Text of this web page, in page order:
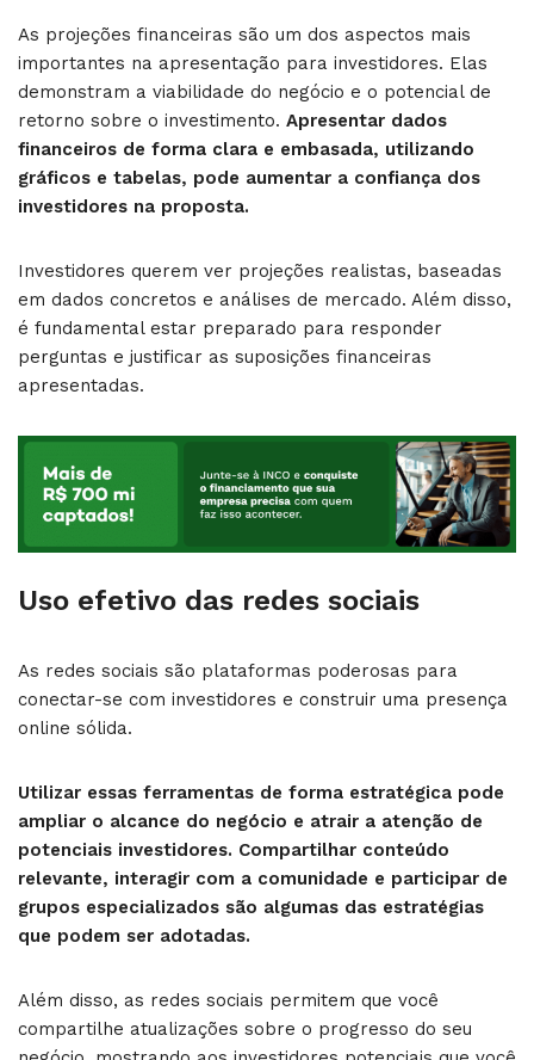
As projeções financeiras são um dos aspectos mais
importantes na apresentação para investidores. Elas
demonstram a viabilidade do negócio e o potencial de
retorno sobre o investimento. Apresentar dados
financeiros de forma clara e embasada, utilizando
gráficos e tabelas, pode aumentar a confiança dos
investidores na proposta.
Investidores querem ver projeções realistas, baseadas
em dados concretos e análises de mercado. Além disso,
é fundamental estar preparado para responder
perguntas e justificar as suposições financeiras
apresentadas.
Uso efetivo das redes sociais
As redes sociais são plataformas poderosas para
conectar-se com investidores e construir uma presença
online sólida.
Utilizar essas ferramentas de forma estratégica pode
ampliar o alcance do negócio e atrair a atenção de
potenciais investidores. Compartilhar conteúdo
relevante, interagir com a comunidade e participar de
grupos especializados são algumas das estratégias
que podem ser adotadas.
Além disso, as redes sociais permitem que você
compartilhe atualizações sobre o progresso do seu